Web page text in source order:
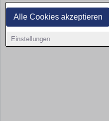
Alle Cookies akzeptieren
Einstellungen